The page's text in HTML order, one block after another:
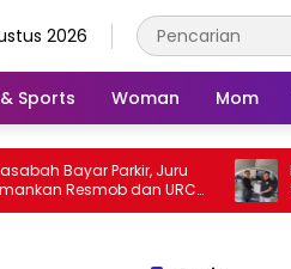
2026
Sports Woman Mom
Parkir, Juru
dan URC
Bro Galih
Siap Bawa
Olahraga